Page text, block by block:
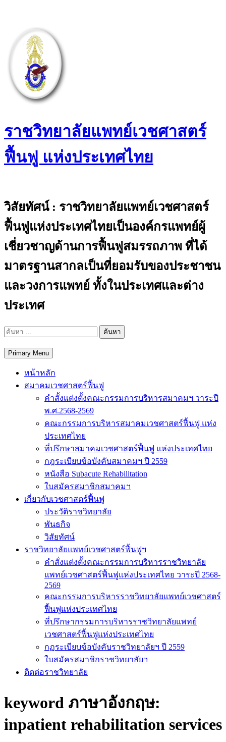
ราชวิทยาลัยแพทย์เวชศาสตร์
ฟื้นฟู แห่งประเทศไทย
วิสัยทัศน์ : ราชวิทยาลัยแพทย์เวชศาสตร์
ฟื้นฟูแห่งประเทศไทยเป็นองค์กรแพทย์ผู้
เชี่ยวชาญด้านการฟื้นฟูสมรรถภาพ ที่ได้
มาตรฐานสากลเป็นที่ยอมรับของประชาชน
และวงการแพทย์ ทั้งในประเทศและต่าง
ประเทศ
ค้นหา
Primary Menu
หน้าหลัก
สมาคมเวชศาสตร์ฟื้นฟู
คำสั้งแต่งตั้งคณะกรรมการบริหารสมาคมฯ วาระปี
พ.ศ.2568-2569
คณะกรรมการบริหารสมาคมเวชศาสตร์ฟื้นฟู แห่ง
ประเทศไทย
ที่ปรึกษาสมาคมเวชศาสตร์ฟื้นฟู แห่งประเทศไทย
กฎระเบียบข้อบังคับสมาคมฯ ปี 2559
หนังสือ Subacute Rehabilitation
ใบสมัครสมาชิกสมาคมฯ
เกี่ยวกับเวชศาสตร์ฟื้นฟู
ประวัติราชวิทยาลัย
พันธกิจ
วิสัยทัศน์
ราชวิทยาลัยแพทย์เวชศาสตร์ฟื้นฟูฯ
คำสั่งแต่งตั้งคณะกรรมการบริหารราชวิทยาลัย
แพทย์เวชศาสตร์ฟื้นฟูแห่งประเทศไทย วาระปี 2568-
2569
คณะกรรมการบริหารราชวิทยาลัยแพทย์เวชศาสตร์
ฟื้นฟูแห่งประเทศไทย
ที่ปรึกษากรรมการบริหารราชวิทยาลัยแพทย์
เวชศาสตร์ฟื้นฟูแห่งประเทศไทย
กฏระเบียบข้อบังคับราชวิทยาลัยฯ ปี 2559
ใบสมัครสมาชิกราชวิทยาลัยฯ
ติดต่อราชวิทยาลัย
keyword ภาษาอังกฤษ:
inpatient rehabilitation services